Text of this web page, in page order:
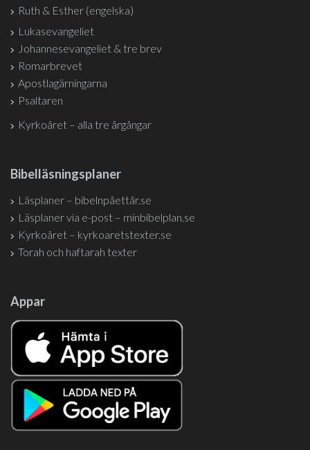
Ruth & Esther (engelska)
Lukasevangeliet
Johannesevangeliet & tre brev
Romarbrevet
Apostlagärningarna
Psaltaren
Kyrkoåret – alla tre årgångar
Bibelläsningsplaner
Läsplaner – bibelnpåettår.se
Läsplaner via e-post – minbibelplan.se
Kyrkoåret – kyrkoaretstexter.se
Torah och haftarah texter
Appar